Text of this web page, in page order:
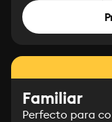
Familiar
Perfecto para